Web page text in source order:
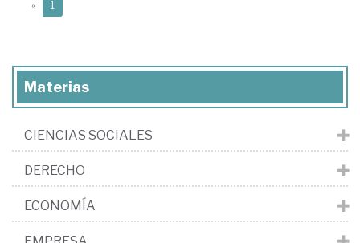
« 1
Materias
CIENCIAS SOCIALES
DERECHO
ECONOMÍA